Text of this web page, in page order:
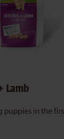
Lamb
puppies in the